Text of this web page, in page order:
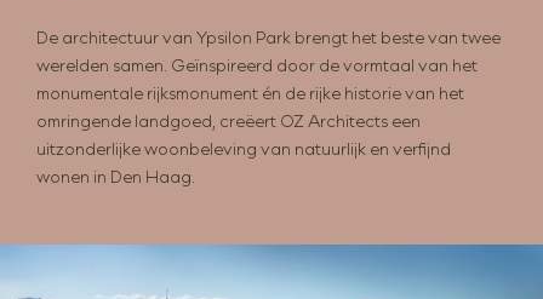
De architectuur van Ypsilon Park brengt het beste van twee
werelden samen. Geïnspireerd door de vormtaal van het
monumentale rijksmonument én de rijke historie van het
omringende landgoed, creëert OZ Architects een
uitzonderlijke woonbeleving van natuurlijk en verfijnd
wonen in Den Haag.